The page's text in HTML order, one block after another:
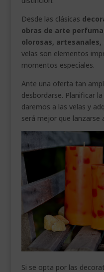
VEURE EN CATALÀ
Desde las clásicas
obras de arte
olorosas, artesanales,
velas son elementos
momentos especiales.
Ante una oferta tan
desbordarse. Planificar
daremos a las velas y
será mejor que lanzarse
Si se opta por las